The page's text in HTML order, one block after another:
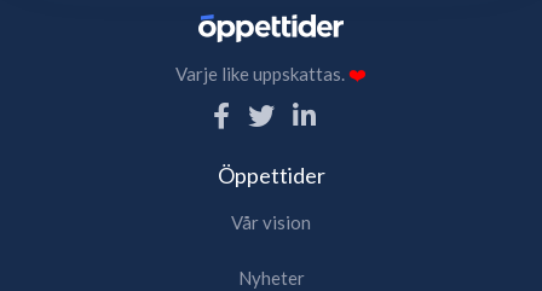
Varje like uppskattas.❤️
Öppettider
Vår vision
Nyheter